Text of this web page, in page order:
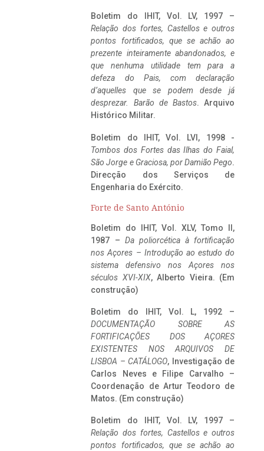
Boletim do IHIT, Vol. LV, 1997 –
Relação dos fortes, Castellos e outros
pontos fortificados, que se achão ao
prezente inteiramente abandonados, e
que nenhuma utilidade tem para a
defeza do Pais, com declaração
d’aquelles que se podem desde já
desprezar. Barão de Bastos. Arquivo
Histórico Militar.
Boletim do IHIT, Vol. LVI, 1998 -
Tombos dos Fortes das Ilhas do Faial,
São Jorge e Graciosa, por Damião Pego.
Direcção dos Serviços de
Engenharia do Exército.
Forte de Santo António
Boletim do IHIT, Vol. XLV, Tomo II,
1987 – Da poliorcética à fortificação
nos Açores – Introdução ao estudo do
sistema defensivo nos Açores nos
séculos XVI-XIX, Alberto Vieira. (Em
construção)
Boletim do IHIT, Vol. L, 1992 –
DOCUMENTAÇÃO SOBRE AS
FORTIFICAÇÕES DOS AÇORES
EXISTENTES NOS ARQUIVOS DE
LISBOA – CATÁLOGO, Investigação de
Carlos Neves e Filipe Carvalho –
Coordenação de Artur Teodoro de
Matos. (Em construção)
Boletim do IHIT, Vol. LV, 1997 –
Relação dos fortes, Castellos e outros
pontos fortificados, que se achão ao